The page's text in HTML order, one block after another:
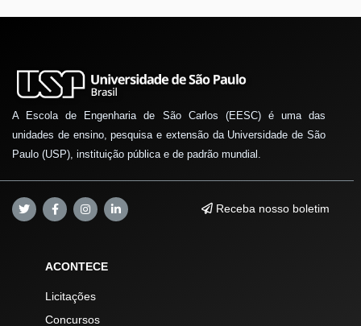
A Escola de Engenharia de São Carlos (EESC) é uma das
unidades de ensino, pesquisa e extensão da Universidade de São
Paulo (USP), instituição pública e de padrão mundial.
Receba nosso boletim
ACONTECE
Licitações
Concursos